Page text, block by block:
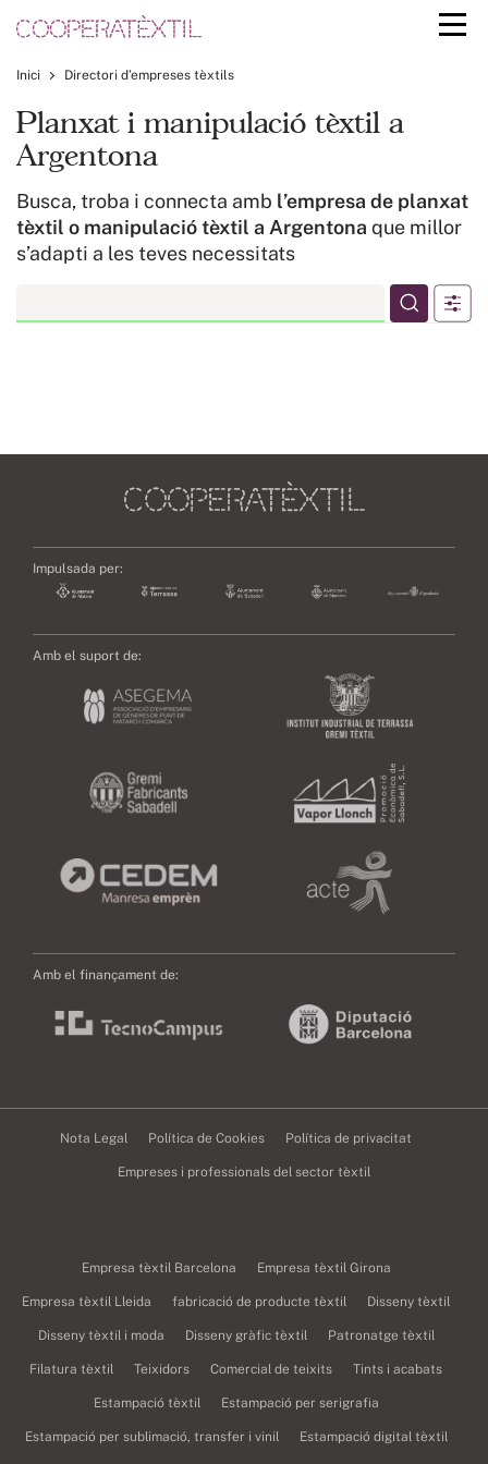
Inici Directori d’empreses tèxtils
Planxat i manipulació tèxtil a
Argentona
Busca, troba i connecta amb l’empresa de planxat
tèxtil o manipulació tèxtil a Argentona que millor
s’adapti a les teves necessitats
Impulsada per:
Amb el suport de:
Amb el finançament de:
Nota Legal Política de Cookies Política de privacitat
Empreses i professionals del sector tèxtil
Empresa tèxtil Barcelona Empresa tèxtil Girona
Empresa tèxtil Lleida fabricació de producte tèxtil Disseny tèxtil
Disseny tèxtil i moda Disseny gràfic tèxtil Patronatge tèxtil
Filatura tèxtil Teixidors Comercial de teixits Tints i acabats
Estampació tèxtil Estampació per serigrafia
Estampació per sublimació, transfer i vinil Estampació digital tèxtil